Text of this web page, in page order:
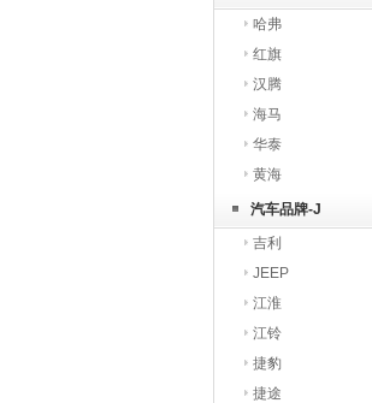
哈弗
红旗
汉腾
海马
华泰
黄海
汽车品牌-J
吉利
JEEP
江淮
江铃
捷豹
捷途